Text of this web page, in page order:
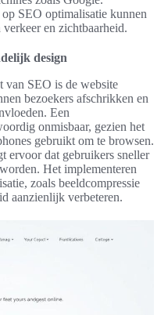
SEO optimalisatie kunnen
en zichtbaarheid.
design
van SEO is de website
bezoekers afschrikken en
Een
onmisbaar, gezien het
gebruikt om te browsen.
ervoor dat gebruikers sneller
Het implementeren
zoals beeldcompressie
aanzienlijk verbeteren.